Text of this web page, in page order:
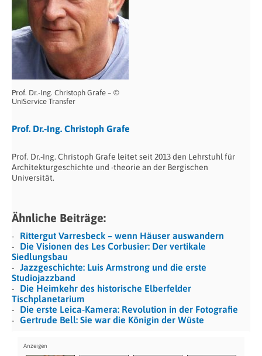
Prof. Dr.-Ing. Christoph Grafe – ©
UniService Transfer
Prof. Dr.-Ing. Christoph Grafe
Prof. Dr.-Ing. Christoph Grafe leitet seit 2013 den Lehrstuhl für
Architekturgeschichte und -theorie an der Bergischen
Universität.
Ähnliche Beiträge:
Rittergut Varresbeck – wenn Häuser auswandern
Die Visionen des Les Corbusier: Der vertikale
Siedlungsbau
Jazzgeschichte: Luis Armstrong und die erste
Studiojazzband
Die Heimkehr des historische Elberfelder
Tischplanetarium
Die erste Leica-Kamera: Revolution in der Fotografie
Gertrude Bell: Sie war die Königin der Wüste